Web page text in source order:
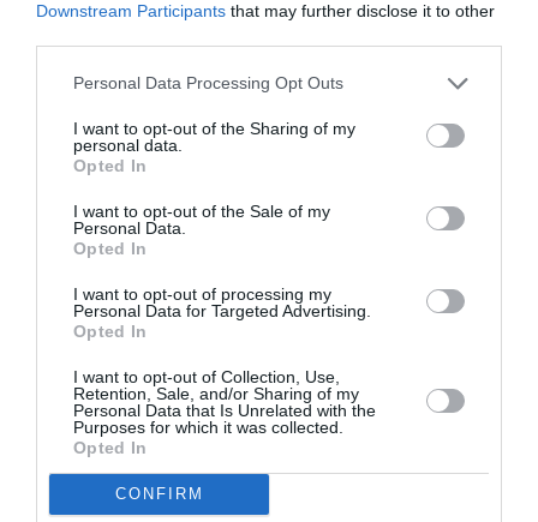
Downstream Participants that may further disclose it to other
Personal Data Processing Opt Outs
I want to opt-out of the Sharing of my
personal data.
Opted In
I want to opt-out of the Sale of my
Personal Data.
Opted In
I want to opt-out of processing my
Personal Data for Targeted Advertising.
Opted In
I want to opt-out of Collection, Use,
Retention, Sale, and/or Sharing of my
Personal Data that Is Unrelated with the
Purposes for which it was collected.
Opted In
CONFIRM
Iată ce spune: “FN vede în actuala problemă a
armonioasă a popoarelor. De fapt, pe lângă faptul că
este unelement de tulburare a ordinii publice şi de
pierdere de patrimonii culturale, imigraţia este o
stoarcere de energii umanepentru popoarele
imigrante.
De aceea, având în vedere gravitatea şi urgenţa
problemei, FN se luptă pentru o blocare a imigraţiei şi
pentru demararea unei repatrieri umane a
imigranţilor.
În această optică, având în vedere pregnanţa
particulară pentru ţara noastră a problemei africane,